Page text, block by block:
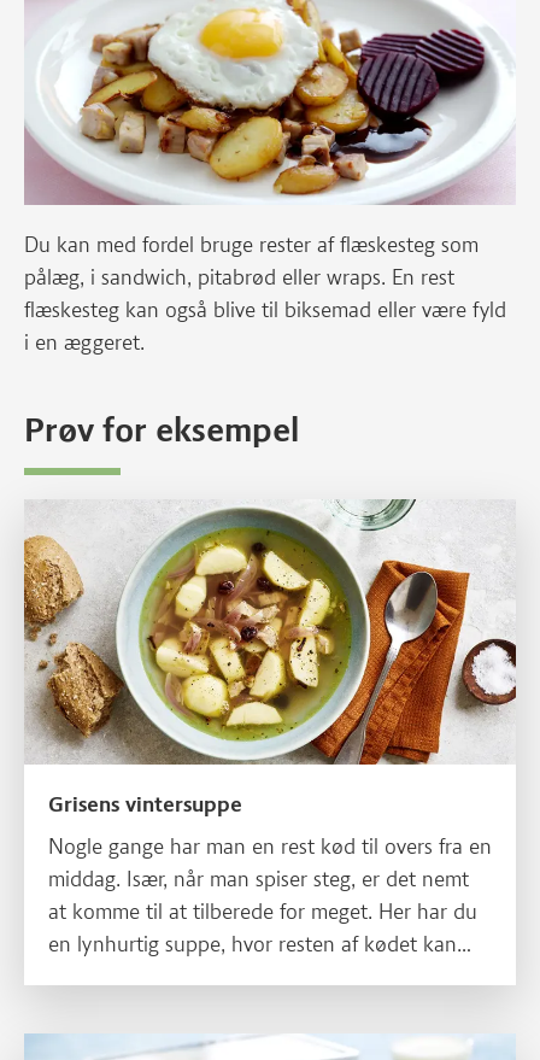
Du kan med fordel bruge rester af flæskesteg som
pålæg, i sandwich, pitabrød eller wraps. En rest
flæskesteg kan også blive til biksemad eller være fyld
i en æggeret.
Prøv for eksempel
Læs mere om Grisens vintersuppe
Grisens vintersuppe
Nogle gange har man en rest kød til overs fra en
middag. Især, når man spiser steg, er det nemt
at komme til at tilberede for meget. Her har du
en lynhurtig suppe, hvor resten af kødet kan
originale opskrift kan du se under "Sådan gør
Læs mere om Flæskestegssandwich med fuldkornsbolle,